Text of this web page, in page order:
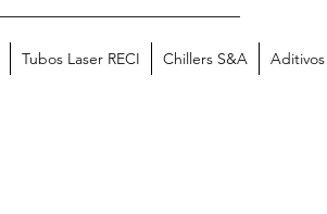
Tubos Laser RECI Chillers S&A